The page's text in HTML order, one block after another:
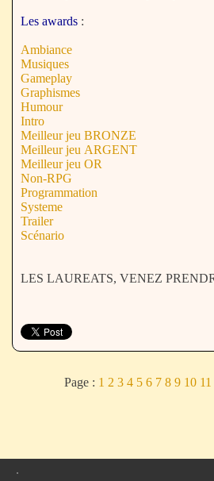
Les awards :
Ambiance
Musiques
Gameplay
Graphismes
Humour
Intro
Meilleur jeu BRONZE
Meilleur jeu ARGENT
Meilleur jeu OR
Non-RPG
Programmation
Systeme
Trailer
Scénario
LES LAUREATS, VENEZ
Page : 1 2 3 4 5 6 7 8 9 10 11
.